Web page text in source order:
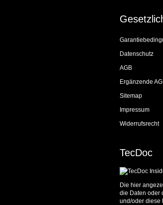
Datenschutz
AGB
Ergänzende
Sitemap
Impressum
Widerrufsrecht
TecDoc
Die hier
die Daten oder
und/oder diese